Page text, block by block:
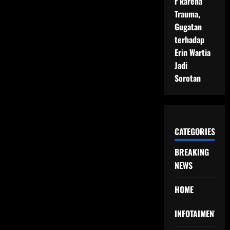
Trauma,
Gugatan
terhadap
Erin Wartia
Jadi
Sorotan
CATEGORIES
BREAKING
NEWS
HOME
INFOTAIMENT